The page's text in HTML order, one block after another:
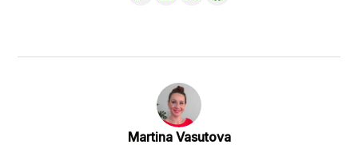
Martina Vasutova